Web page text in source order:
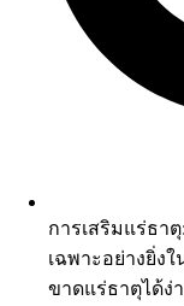
การเสริมแร่ธา
เฉพาะอย่างยิ่ง
ขาดแร่ธาตุได้ง่